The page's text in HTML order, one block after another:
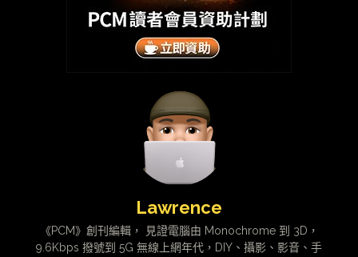
Lawrence
《PCM》創刊編輯， 見證電腦由 Monochrome 到 3D，
9.6Kbps 撥號到 5G 無線上網年代，DIY、攝影、影音、手